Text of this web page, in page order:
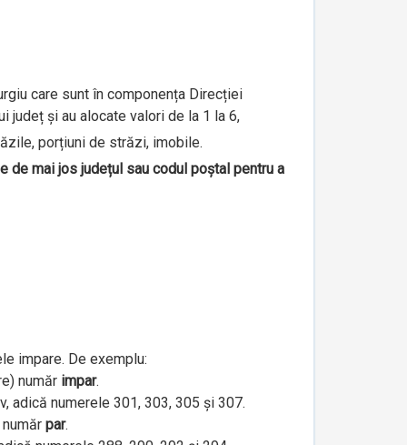
care sunt în componența Direcției
județ și au alocate valori de la 1 la 6,
porțiuni de străzi, imobile.
mai jos județul sau codul poștal pentru a
impare. De exemplu:
număr impar.
adică numerele 301, 303, 305 și 307.
par.